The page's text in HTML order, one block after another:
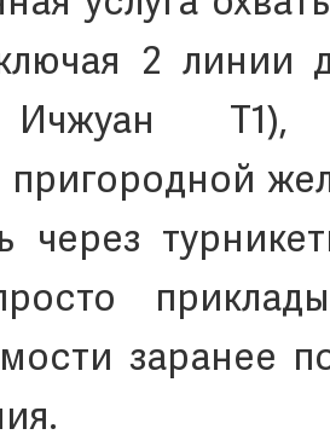
2 линии
через
заранее